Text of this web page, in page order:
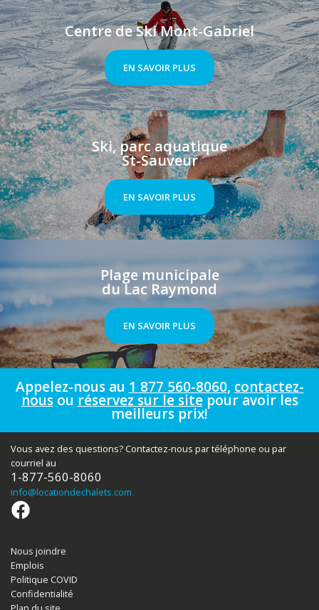
Centre de Ski Mont-Gabriel
EN SAVOIR PLUS
Ski, parc aquatique
St-Sauveur
EN SAVOIR PLUS
Plage municipale
du Lac Raymond
EN SAVOIR PLUS
Appelez-nous au 1 877 560-8060, contactez-
nousou réservez sur le sitepour avoir les
meilleurs prix!
Vous avez des questions? Contactez-nous par téléphone ou par
courriel au
1-877-560-8060
info@locationdechalets.com
Nous joindre
Emplois
Politique COVID
Confidentialité